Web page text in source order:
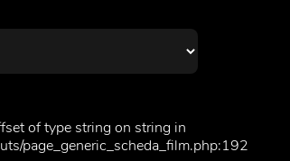
of type string on string in
page_generic_scheda_film.php:192